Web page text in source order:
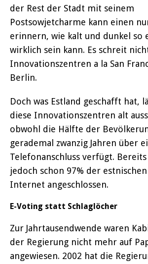
der Rest der Stadt mit seinem
Postsowjetcharme kann einen
erinnern, wie kalt und dunkel so
wirklich sein kann. Es schreit
Innovationszentren a la San
Berlin.
Doch was Estland geschafft hat,
diese Innovationszentren alt
obwohl die Hälfte der
gerademal zwanzig Jahren über
Telefonanschluss verfügt.
jedoch schon 97% der
Internet angeschlossen.
E-Voting statt Schlaglöcher
Zur Jahrtausendwende waren
der Regierung nicht mehr auf
angewiesen. 2002 hat die